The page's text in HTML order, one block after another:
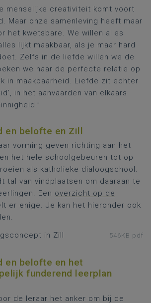
menselijke creativiteit komt voort
Maar onze samenleving heeft maar
het kwetsbare. We willen alles
lijkt maakbaar, als je maar hard
Zelfs in de liefde willen we de
we naar de perfecte relatie op
in maakbaarheid. Liefde zit echter
in het aanvaarden van elkaars
en belofte en Zill
vorming geven richting aan het
het hele schoolgebeuren tot op
als katholieke dialoogschool.
tal van vindplaatsen om daaraan te
Een overzicht op de
er enige. Je kan het hieronder ook
in Zill
546KB pdf
en belofte en het
funderend leerplan
de leraar het anker om bij de